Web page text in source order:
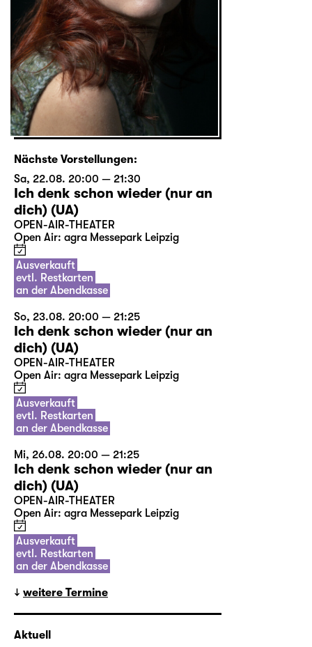
Nächste Vorstellungen:
Sa, 22.08. 20:00 — 21:30
Ich denk schon wieder (nur an
dich) (UA)
OPEN-AIR-THEATER
Open Air: agra Messepark Leipzig
Ausverkauft
evtl. Restkarten
an der Abendkasse
So, 23.08. 20:00 — 21:25
Ich denk schon wieder (nur an
dich) (UA)
OPEN-AIR-THEATER
Open Air: agra Messepark Leipzig
Ausverkauft
evtl. Restkarten
an der Abendkasse
Mi, 26.08. 20:00 — 21:25
Ich denk schon wieder (nur an
dich) (UA)
OPEN-AIR-THEATER
Open Air: agra Messepark Leipzig
Ausverkauft
evtl. Restkarten
an der Abendkasse
weitere Termine
Aktuell